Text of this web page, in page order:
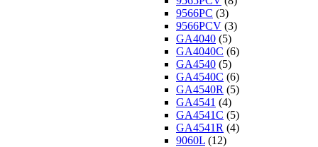
9566PC (3)
9566PCV (3)
GA4040 (5)
GA4040C (6)
GA4540 (5)
GA4540C (6)
GA4540R (5)
GA4541 (4)
GA4541C (5)
GA4541R (4)
9060L (12)